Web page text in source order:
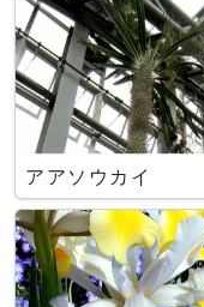
アアソウカイ